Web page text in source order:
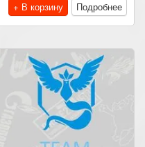
+ В корзину
Подробнее